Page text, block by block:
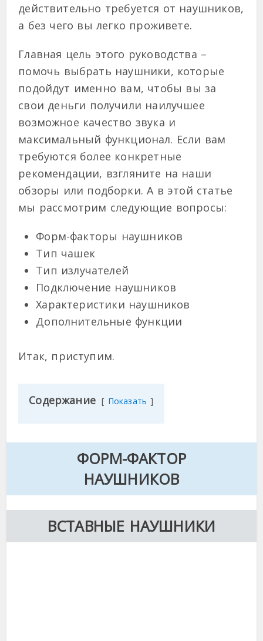
действительно требуется от наушников,
а без чего вы легко проживете.
Главная цель этого руководства –
помочь выбрать наушники, которые
подойдут именно вам, чтобы вы за
свои деньги получили наилучшее
возможное качество звука и
максимальный функционал. Если вам
требуются более конкретные
рекомендации, взгляните на наши
обзоры или подборки. А в этой статье
мы рассмотрим следующие вопросы:
Форм-факторы наушников
Тип чашек
Тип излучателей
Подключение наушников
Характеристики наушников
Дополнительные функции
Итак, приступим.
Содержание Показать
ФОРМ-ФАКТОР
НАУШНИКОВ
ВСТАВНЫЕ НАУШНИКИ